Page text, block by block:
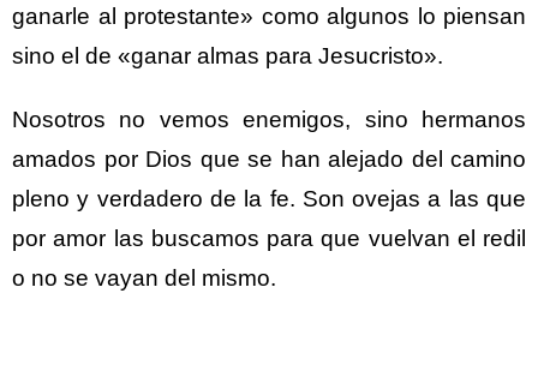
ganarle al protestante» como algunos lo piensan
sino el de «ganar almas para Jesucristo».
Nosotros no vemos enemigos, sino hermanos
amados por Dios que se han alejado del camino
pleno y verdadero de la fe. Son ovejas a las que
por amor las buscamos para que vuelvan el redil
o no se vayan del mismo.